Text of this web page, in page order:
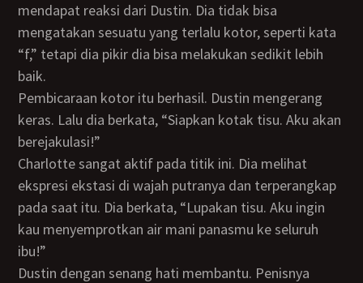
mendapat reaksi dari Dustin. Dia tidak bisa
mengatakan sesuatu yang terlalu kotor, seperti kata
“f,” tetapi dia pikir dia bisa melakukan sedikit lebih
baik.
Pembicaraan kotor itu berhasil. Dustin mengerang
keras. Lalu dia berkata, “Siapkan kotak tisu. Aku akan
berejakulasi!”
Charlotte sangat aktif pada titik ini. Dia melihat
ekspresi ekstasi di wajah putranya dan terperangkap
pada saat itu. Dia berkata, “Lupakan tisu. Aku ingin
kau menyemprotkan air mani panasmu ke seluruh
ibu!”
Dustin dengan senang hati membantu. Penisnya